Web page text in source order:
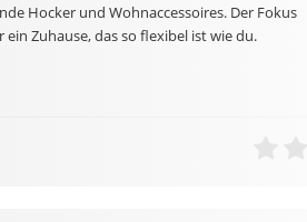
Hocker und Wohnaccessoires. Der Fokus
Zuhause, das so flexibel ist wie du.